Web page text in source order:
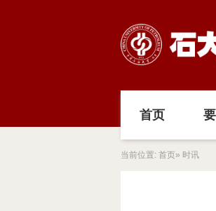
首页
当前位置: 首页» 时讯